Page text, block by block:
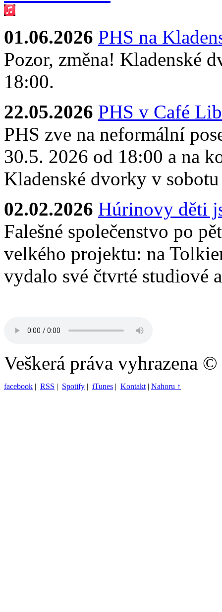
01.06.2026 PHS na
Pozor, změna! Kladenské
18:00.
22.05.2026 PHS v Café
PHS zve na neformální
30.5. 2026 od 18:00 a na
Kladenské dvorky v
02.02.2026 Húrinovy děti
Falešné společenstvo po
velkého projektu: na
vydalo své čtvrté studiové
Veškerá práva vyhrazena
facebook | RSS | Spotify | iTunes | Kontakt | Nahoru ↑